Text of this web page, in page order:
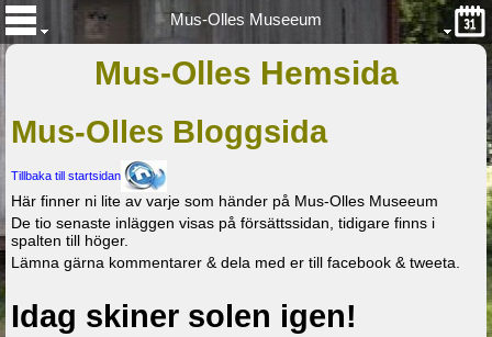
Mus-Olles Museeum
Mus-Olles Hemsida
Mus-Olles Bloggsida
Tillbaka till startsidan
Här finner ni lite av varje som händer på Mus-Olles Museeum
De tio senaste inläggen visas på försättssidan, tidigare finns i
spalten till höger.
Lämna gärna kommentarer & dela med er till facebook & tweeta.
Idag skiner solen igen!